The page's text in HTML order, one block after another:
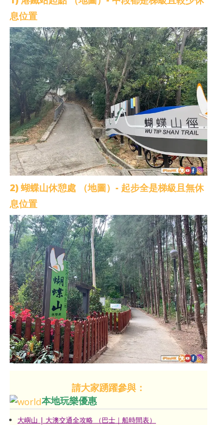
息位置
2) 蝴蝶山休憩處 （地圖）- 起步全是梯級且無休
息位置
請大家踴躍參與：
本地玩樂優惠
大嶼山 | 大澳交通全攻略 （巴士｜船時間表）